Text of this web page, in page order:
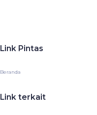
Link Pintas
Beranda
Link terkait